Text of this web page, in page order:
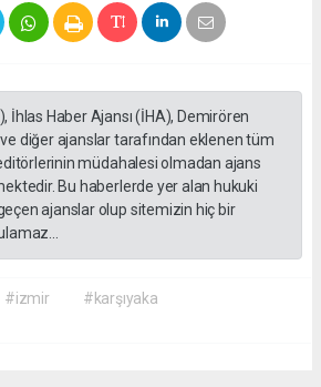
İhlas Haber Ajansı (İHA), Demirören
ve diğer ajanslar tarafından eklenen tüm
müdahalesi olmadan ajans
Bu haberlerde yer alan hukuki
ajanslar olup sitemizin hiç bir
#izmir
#karşıyaka